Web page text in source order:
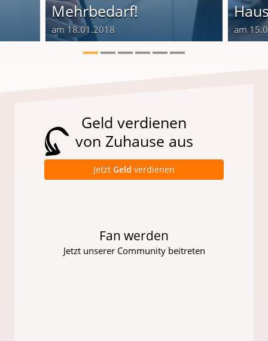
Mehrbedarf!
am 18.01.2018 am
Geld verdienen
von Zuhause aus
Jetzt Geld verdienen
Fan werden
Jetzt unserer Community beitreten